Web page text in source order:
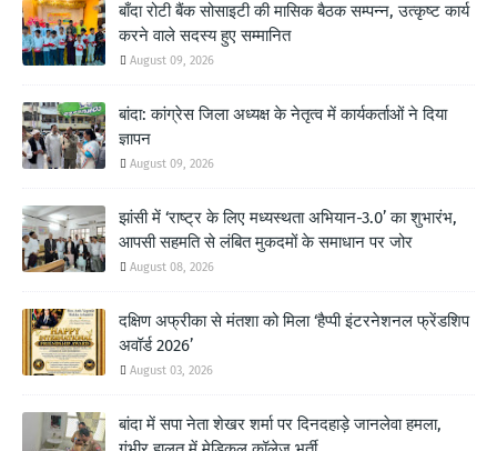
बाँदा रोटी बैंक सोसाइटी की मासिक बैठक सम्पन्न, उत्कृष्ट कार्य
करने वाले सदस्य हुए सम्मानित
August 09, 2026
बांदा: कांग्रेस जिला अध्यक्ष के नेतृत्व में कार्यकर्ताओं ने दिया
ज्ञापन
August 09, 2026
झांसी में ‘राष्ट्र के लिए मध्यस्थता अभियान-3.0’ का शुभारंभ,
आपसी सहमति से लंबित मुकदमों के समाधान पर जोर
August 08, 2026
दक्षिण अफ्रीका से मंतशा को मिला ‘हैप्पी इंटरनेशनल फ्रेंडशिप
अवॉर्ड 2026’
August 03, 2026
बांदा में सपा नेता शेखर शर्मा पर दिनदहाड़े जानलेवा हमला,